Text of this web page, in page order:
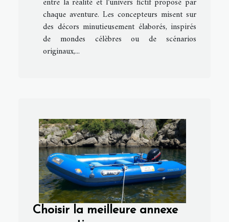
chaque aventure. Les concepteurs misent sur
des décors minutieusement élaborés, inspirés
de mondes célèbres ou de scénarios
originaux,...
Choisir la meilleure annexe